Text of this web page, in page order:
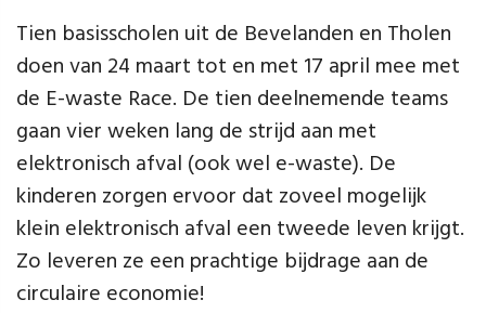
Tien basisscholen uit de Bevelanden en Tholen
doen van 24 maart tot en met 17 april mee met
de E-waste Race. De tien deelnemende teams
gaan vier weken lang de strijd aan met
elektronisch afval (ook wel e-waste). De
kinderen zorgen ervoor dat zoveel mogelijk
klein elektronisch afval een tweede leven krijgt.
Zo leveren ze een prachtige bijdrage aan de
circulaire economie!